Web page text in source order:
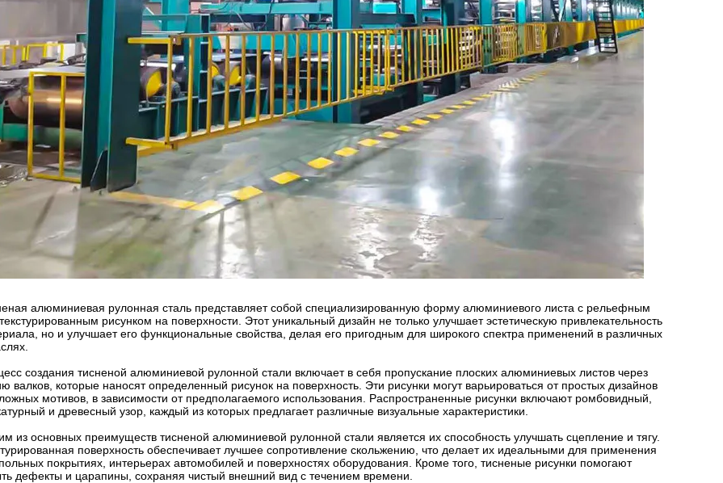
алюминиевая рулонная сталь представляет собой специализированную форму алюминиевого листа с рельефным
рисунком на поверхности. Этот уникальный дизайн не только улучшает эстетическую привлекательность
но и улучшает его функциональные свойства, делая его пригодным для широкого спектра применений в различных
создания тисненой алюминиевой рулонной стали включает в себя пропускание плоских алюминиевых листов через
валков, которые наносят определенный рисунок на поверхность. Эти рисунки могут варьироваться от простых дизайнов
мотивов, в зависимости от предполагаемого использования. Распространенные рисунки включают ромбовидный,
и древесный узор, каждый из которых предлагает различные визуальные характеристики.
из основных преимуществ тисненой алюминиевой рулонной стали является их способность улучшать сцепление и тягу.
поверхность обеспечивает лучшее сопротивление скольжению, что делает их идеальными для применения
покрытиях, интерьерах автомобилей и поверхностях оборудования. Кроме того, тисненые рисунки помогают
дефекты и царапины, сохраняя чистый внешний вид с течением времени.